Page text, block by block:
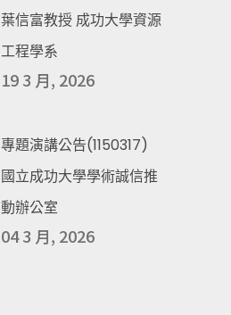
葉信富教授 成功大學資源
工程學系
19 3 月, 2026
專題演講公告(1150317)
國立成功大學學術誠信推
動辦公室
04 3 月, 2026